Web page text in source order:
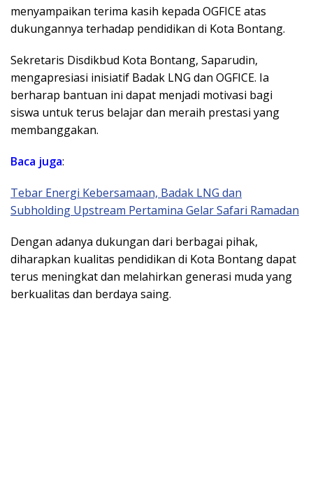
menyampaikan terima kasih kepada OGFICE atas
dukungannya terhadap pendidikan di Kota Bontang.
Sekretaris Disdikbud Kota Bontang, Saparudin,
mengapresiasi inisiatif Badak LNG dan OGFICE. Ia
berharap bantuan ini dapat menjadi motivasi bagi
siswa untuk terus belajar dan meraih prestasi yang
membanggakan.
Baca juga:
Tebar Energi Kebersamaan, Badak LNG dan
Subholding Upstream Pertamina Gelar Safari Ramadan
Dengan adanya dukungan dari berbagai pihak,
diharapkan kualitas pendidikan di Kota Bontang dapat
terus meningkat dan melahirkan generasi muda yang
berkualitas dan berdaya saing.